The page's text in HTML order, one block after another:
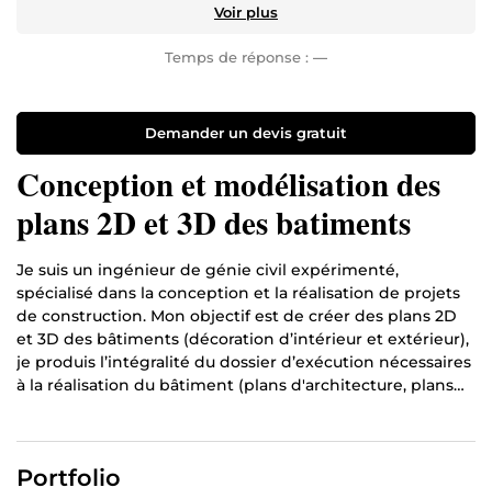
Voir plus
Temps de réponse : —
Demander un devis gratuit
Conception et modélisation des
plans 2D et 3D des batiments
Je suis un ingénieur de génie civil expérimenté,
spécialisé dans la conception et la réalisation de projets
de construction. Mon objectif est de créer des plans 2D
et 3D des bâtiments (décoration d’intérieur et extérieur),
je produis l’intégralité du dossier d’exécution nécessaires
à la réalisation du bâtiment (plans d'architecture, plans
charges garantissant ainsi la stabilité et la pérennité des
Portfolio